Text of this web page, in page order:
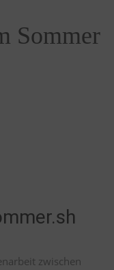
Sommer
zwischen